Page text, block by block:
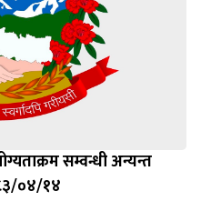
सम्वन्धी अन्यन्त
०४/१४